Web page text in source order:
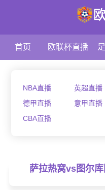
首页 欧联杯直播
NBA直播 英超直播
德甲直播
意甲直播
CBA直播
萨拉热窝vs图尔